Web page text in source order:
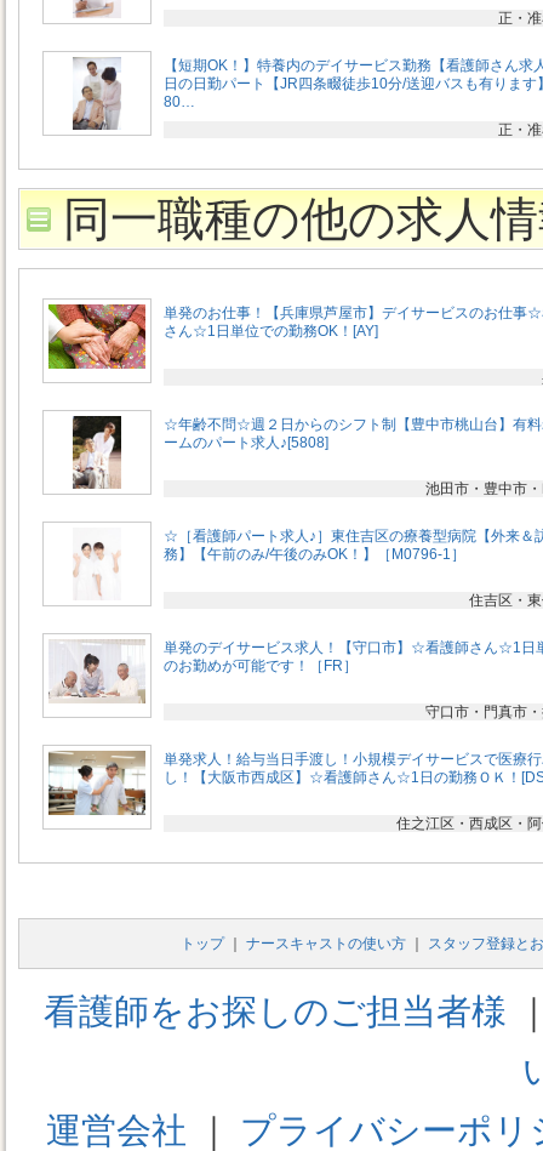
正・
【短期OK！】特養内のデイサービス勤務【看護師さん求
日の日勤パート【JR四条畷徒歩10分/送迎バスも有ります
80…
正・
同一職種の他の求人
単発のお仕事！【兵庫県芦屋市】デイサービスのお仕事
さん☆1日単位での勤務OK！[AY]
☆年齢不問☆週２日からのシフト制【豊中市桃山台】有
ームのパート求人♪[5808]
池田市・豊中市
☆［看護師パート求人♪］東住吉区の療養型病院【外来＆
務】【午前のみ/午後のみOK！】［M0796-1］
住吉区・
単発のデイサービス求人！【守口市】☆看護師さん☆1日
のお勤めが可能です！［FR］
守口市・門真市
単発求人！給与当日手渡し！小規模デイサービスで医療
し！【大阪市西成区】☆看護師さん☆1日の勤務ＯＫ！
住之江区・西成区・
トップ｜ ナースキャストの使い方｜ スタッフ登録と
看護師をお探しのご担当者様
運営会社 ｜ プライバシーポリ